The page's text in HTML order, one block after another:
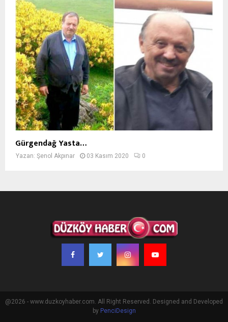
Gürgendağ Yasta…
Yazan: Şenol Akpınar 03 Kasım 2020 0
@2026 - www.duzkoyhaber.com. All Right Reserved. Designed and Developed
by PenciDesign